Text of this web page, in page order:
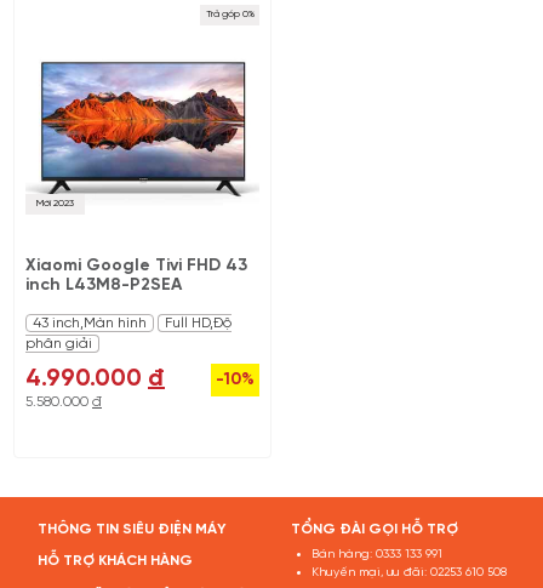
Mới 2023
Trả góp 0%
Xiaomi Google Tivi FHD 43
inch L43M8-P2SEA
43 inch,Màn hình
Full HD,Độ
phân giải
4.990.000 đ -10%
5.580.000 đ
THÔNG TIN SIÊU ĐIỆN MÁY
HỖ TRỢ KHÁCH HÀNG
TỔNG ĐÀI GỌI HỖ TRỢ
Bán hàng: 0333 133 991
Khuyến mại, ưu đãi: 02253 610 508